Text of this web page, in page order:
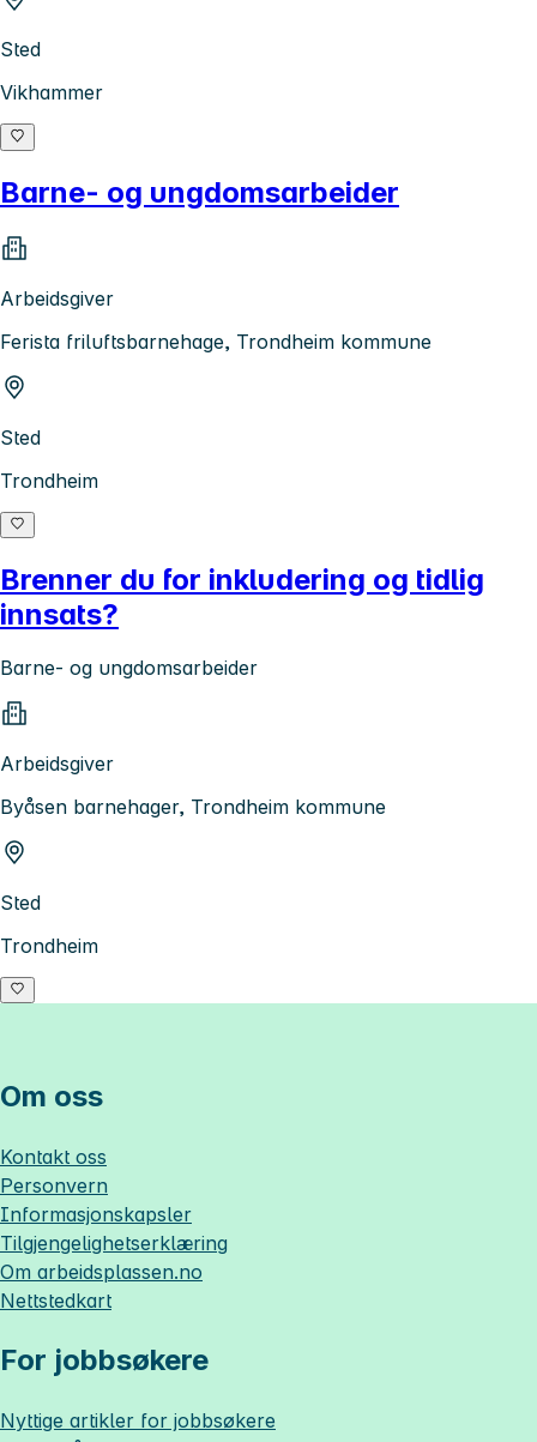
Sted
Vikhammer
Barne- og ungdomsarbeider
Arbeidsgiver
Ferista friluftsbarnehage, Trondheim kommune
Sted
Trondheim
Brenner du for inkludering og tidlig
innsats?
Barne- og ungdomsarbeider
Arbeidsgiver
Byåsen barnehager, Trondheim kommune
Sted
Trondheim
Om oss
Kontakt oss
Personvern
Informasjonskapsler
Tilgjengelighetserklæring
Om arbeidsplassen.no
Nettstedkart
For jobbsøkere
Nyttige artikler for jobbsøkere